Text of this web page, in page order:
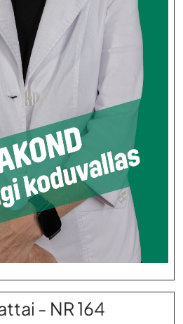
- NR 164